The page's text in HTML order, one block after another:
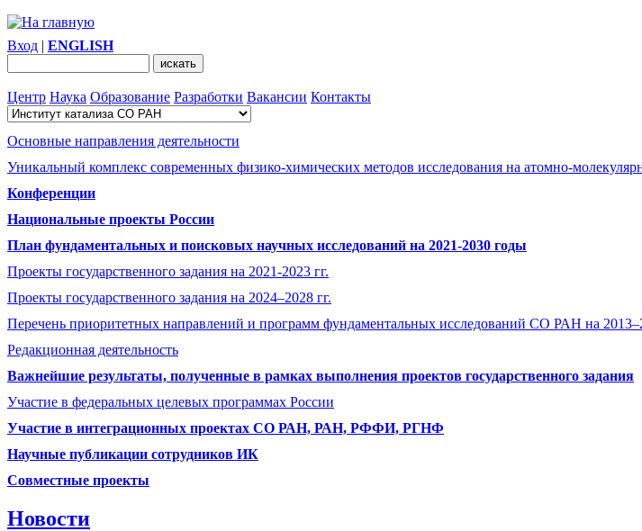
Вход | ENGLISH
Центр Наука Образование Разработки Вакансии Контакты
Основные направления деятельности
Уникальный комплекс современных физико-химических методов исследования на атомно-
Конференции
Национальные проекты России
План фундаментальных и поисковых научных исследований на 2021-2030 годы
Проекты государственного задания на 2021-2023 гг.
Проекты государственного задания на 2024–2028 гг.
Перечень приоритетных направлений и программ фундаментальных исследований СО РАН на
Редакционная деятельность
Важнейшие результаты, полученные в рамках выполнения проектов государственного задания
Участие в федеральных целевых программах России
Участие в интеграционных проектах СО РАН, РАН, РФФИ, РГНФ
Научные публикации сотрудников ИК
Совместные проекты
Новости